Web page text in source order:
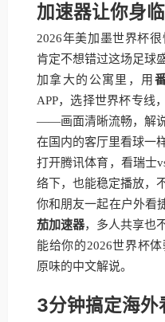
加速器让你身
2026年美加墨世界杯
肯定不想错过这场足球
加拿大的公寓里，用
APP，选择世界杯专线
——画面清晰流畅，解
在国内的客厅里看球一
打开腾讯体育，看瑞士
络下，也能稳定播放，
你和朋友一起在户外看
茄加速器，多人共享也
能给你的2026世界杯
原味的中文解说。
3分钟搞定海外